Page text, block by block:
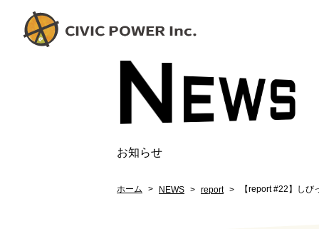
NEW
S
お知らせ
ホーム NEWS report 【report #22】しび